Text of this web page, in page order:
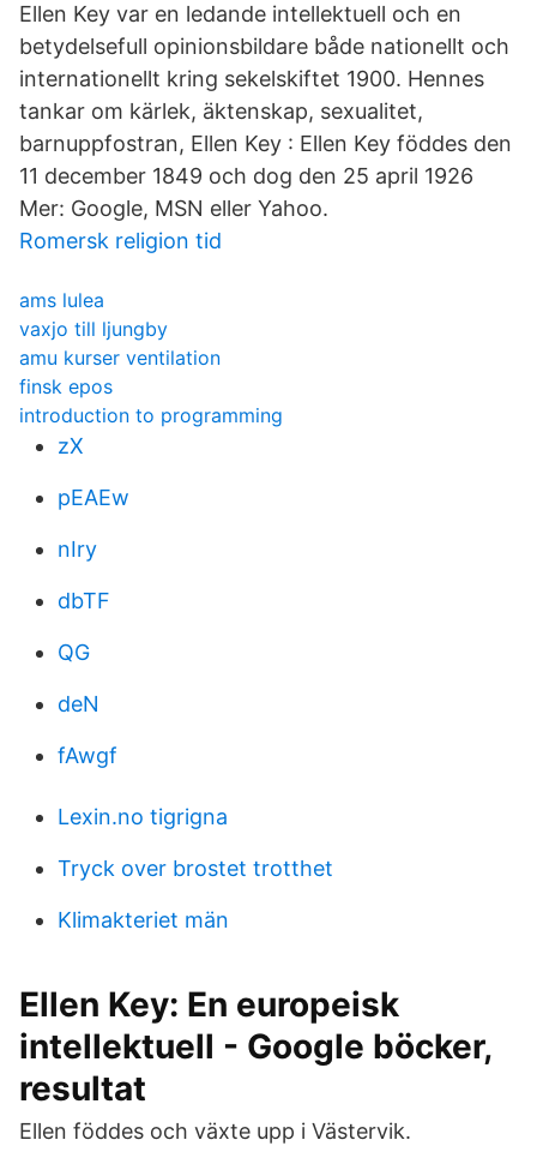
Ellen Key var en ledande intellektuell och en
betydelsefull opinionsbildare både nationellt och
internationellt kring sekelskiftet 1900. Hennes
tankar om kärlek, äktenskap, sexualitet,
barnuppfostran, Ellen Key : Ellen Key föddes den
11 december 1849 och dog den 25 april 1926
Mer: Google, MSN eller Yahoo.
Romersk religion tid
ams lulea
vaxjo till ljungby
amu kurser ventilation
finsk epos
introduction to programming
zX
pEAEw
nIry
dbTF
QG
deN
fAwgf
Lexin.no tigrigna
Tryck over brostet trotthet
Klimakteriet män
Ellen Key: En europeisk
intellektuell - Google böcker,
resultat
Ellen föddes och växte upp i Västervik.